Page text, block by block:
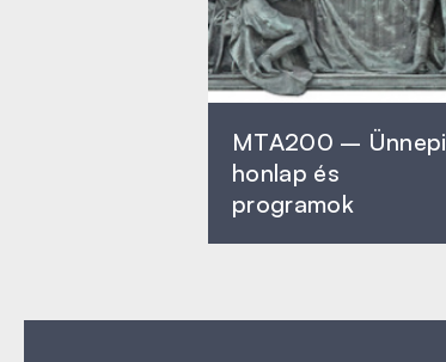
MTA200 – Ünnepi
honlap és
programok